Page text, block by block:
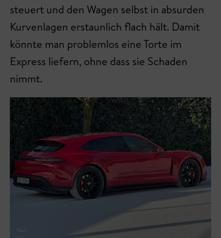
steuert und den Wagen selbst in absurden
Kurvenlagen erstaunlich flach hält. Damit
könnte man problemlos eine Torte im
Express liefern, ohne dass sie Schaden
nimmt.